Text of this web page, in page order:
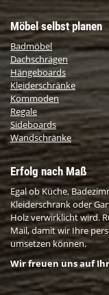
Möbel selbst planen
Badmöbel
Dachschrägen
Hängeboards
Kleiderschränke
Kommoden
Regale
Sideboards
Wandschränke
Erfolg nach Maß
Egal ob Küche,
Kleiderschrank oder
Holz verwirklicht wird.
Mail, damit wir Ihre
umsetzen können.
Wir freuen uns auf